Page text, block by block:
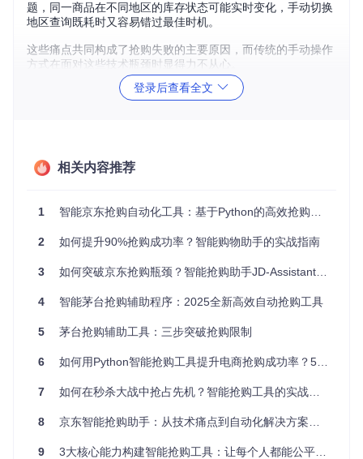
题，同一商品在不同地区的库存状态可能实时变化，手动切换
地区查询既耗时又容易错过最佳时机。
这些痛点共同构成了抢购失败的主要原因，而传统的手动操作
方式在面对这些技术瓶颈时显得力不从心。
二、智能抢购系统的解决方案
测模块。用户只需设置目标商品和期望区域，系统将自动循环
流程，避免人工查询导致的时间损耗。
图：京东商品详情页 - 智能识别系统自动提取商品ID并启动区
全流程自动化处理
系统将抢购过程拆解为六个核心步骤：商品ID识别、库存状态
个步骤之间通过状态机衔接，形成闭环处理机制。与人工操作
升了抢购成功率。
智能订单管理界面
系统提供直观的订单状态监控界面，用户可以实时查看所有抢
登录后查看全文
相关内容推荐
1 智能京东抢购自动化工具：基于Python的高效抢购解决方案
2 如何提升90%抢购成功率？智能购物助手的实战指南
3 如何突破京东抢购瓶颈？智能抢购助手JD-AssistantV2全解析
4 智能茅台抢购辅助程序：2025全新高效自动抢购工具
5 茅台抢购辅助工具：三步突破抢购限制
6 如何用Python智能抢购工具提升电商抢购成功率？5个关键技术解析
7 如何在秒杀大战中抢占先机？智能抢购工具的实战攻略
8 京东智能抢购助手：从技术痛点到自动化解决方案的演进之路
9 3大核心能力构建智能抢购工具：让每个人都能公平获取稀缺商品